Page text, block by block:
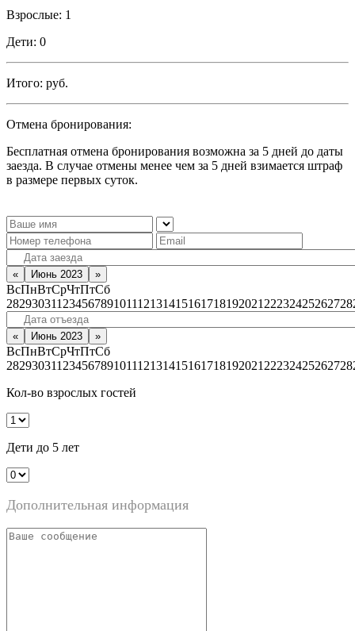
Взрослые: 1
Дети: 0
Итого: руб.
Отмена бронирования:
Бесплатная отмена бронирования возможна за 5 дней до даты
заезда. В случае отмены менее чем за 5 дней взимается штраф
в размере первых суток.
« Июнь 2023 »
ВсПнВтСрЧтПтСб
282930311 23456789101112131415161718192021 22232425262728
« Июнь 2023 »
ВсПнВтСрЧтПтСб
282930311 23456789101112131415161718192021 22232425262728
Кол-во взрослых гостей
Дети до 5 лет
Дополнительная информация